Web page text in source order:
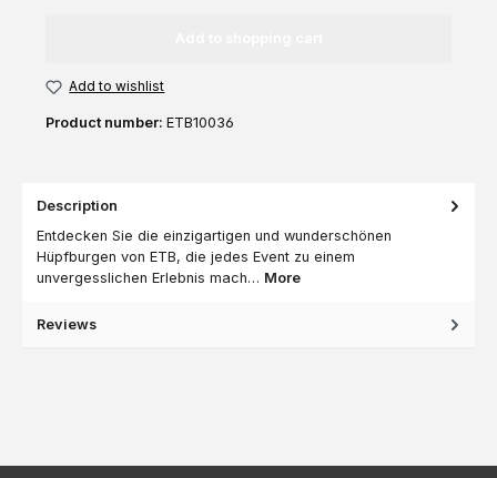
Add to wishlist
Product number: ETB10036
Description
Entdecken Sie die einzigartigen und wunderschönen
Hüpfburgen von ETB, die jedes Event zu einem
unvergesslichen Erlebnis mach… More
Reviews